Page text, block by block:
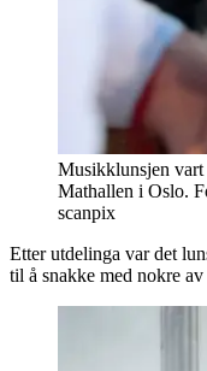
Musikklunsjen
Mathallen i Oslo.
scanpix
Etter utdelinga var det
til å snakke med nokre av